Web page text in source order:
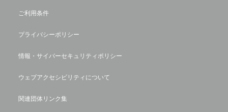
ご利用条件
プライバシーポリシー
情報・サイバーセキュリティポリシー
ウェブアクセシビリティについて
関連団体リンク集